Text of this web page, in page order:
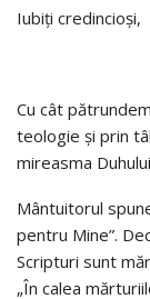
Iubiţi credincioşi,
Cu cât
teologie şi prin
mireasma
Mântuitorul
pentru Mine”.
Scripturi sunt
„În calea